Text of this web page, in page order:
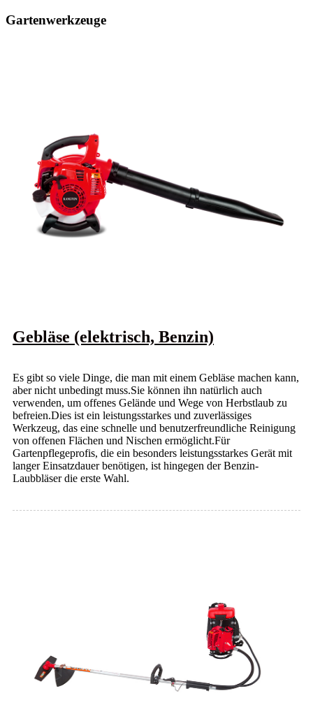
Gartenwerkzeuge
Gebläse (elektrisch, Benzin)
Es gibt so viele Dinge, die man mit einem Gebläse machen kann,
aber nicht unbedingt muss.Sie können ihn natürlich auch
verwenden, um offenes Gelände und Wege von Herbstlaub zu
befreien.Dies ist ein leistungsstarkes und zuverlässiges
Werkzeug, das eine schnelle und benutzerfreundliche Reinigung
von offenen Flächen und Nischen ermöglicht.Für
Gartenpflegeprofis, die ein besonders leistungsstarkes Gerät mit
langer Einsatzdauer benötigen, ist hingegen der Benzin-
Laubbläser die erste Wahl.